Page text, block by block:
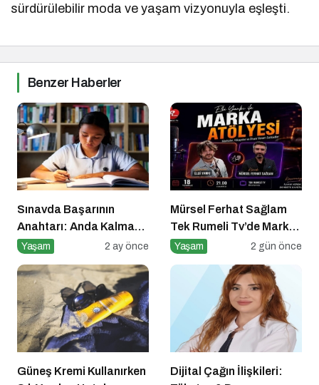
sürdürülebilir moda ve yaşam vizyonuyla eşleşti.
Benzer Haberler
Sınavda Başarının
Anahtarı: Anda Kalmak
ve Duygu Yönetimi
Yaşam 2 ay önce
Mürsel Ferhat Sağlam
Tek Rumeli Tv’de Marka
Atölyesi Programına
Yaşam 2 gün önce
Güneş Kremi Kullanırken
Dijital Çağın İlişkileri: